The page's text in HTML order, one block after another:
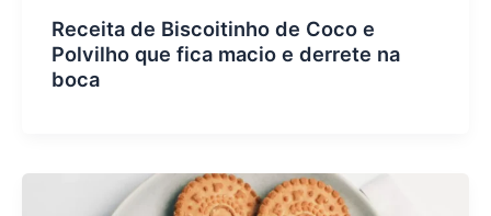
Receita de Biscoitinho de Coco e
Polvilho que fica macio e derrete na
boca